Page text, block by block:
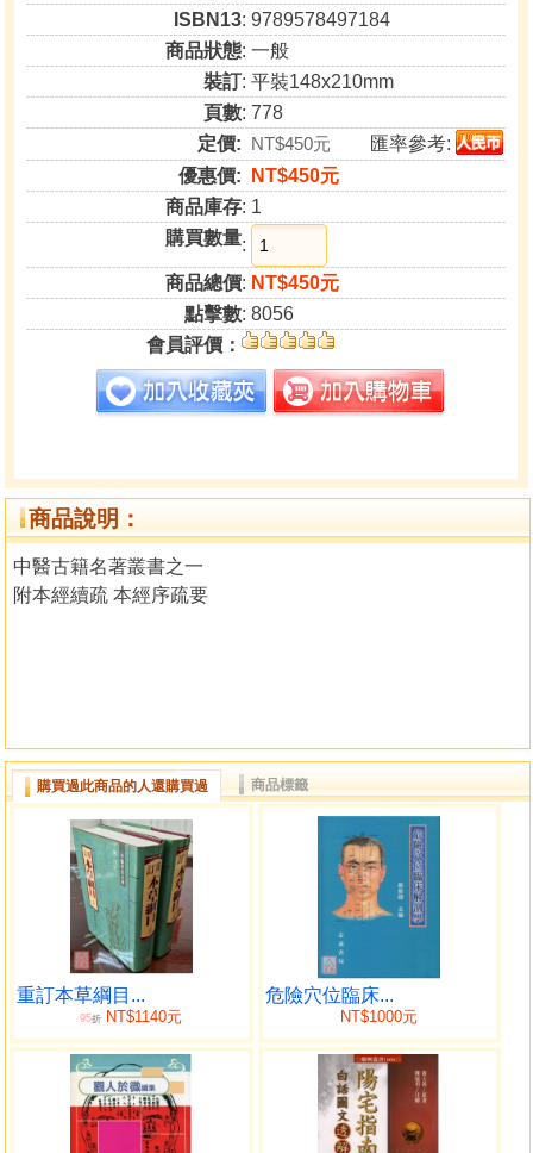
ISBN13: 9789578497184
商品狀態: 一般
裝訂: 平裝148x210mm
頁數: 778
定價: NT$450元
匯率參考:
優惠價:
NT$450元
商品庫存: 1
購買數量:
商品總價: NT$450元
點擊數: 8056
會員評價：
商品說明：
中醫古籍名著叢書之一
附本經續疏 本經序疏要
購買過此商品的人還購買過 商品標籤
重訂本草綱目...
95折 NT$1140元
危險穴位臨床...
NT$1000元